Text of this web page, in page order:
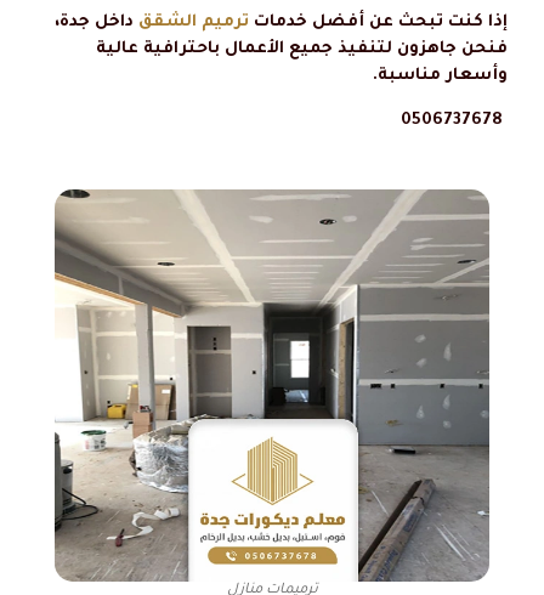
إذا كنت تبحث عن أفضل خدمات ترميم الشقق داخل جدة،
فنحن جاهزون لتنفيذ جميع الأعمال باحترافية عالية
وأسعار مناسبة.
ترميمات منازل